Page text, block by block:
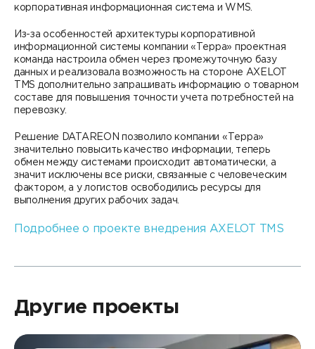
корпоративная информационная система и WMS.
Из-за особенностей архитектуры корпоративной
информационной системы компании «Терра» проектная
команда настроила обмен через промежуточную базу
данных и реализовала возможность на стороне AXELOT
TMS дополнительно запрашивать информацию о товарном
составе для повышения точности учета потребностей на
перевозку.
Решение DATAREON позволило компании «Терра»
значительно повысить качество информации, теперь
обмен между системами происходит автоматически, а
значит исключены все риски, связанные с человеческим
фактором, а у логистов освободились ресурсы для
выполнения других рабочих задач.
Подробнее о проекте внедрения AXELOT TMS
Другие проекты